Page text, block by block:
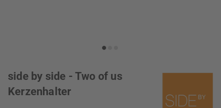
side by side - Two of us
Kerzenhalter